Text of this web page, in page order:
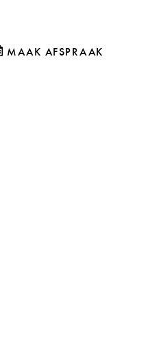
MAAK AFSPRAAK